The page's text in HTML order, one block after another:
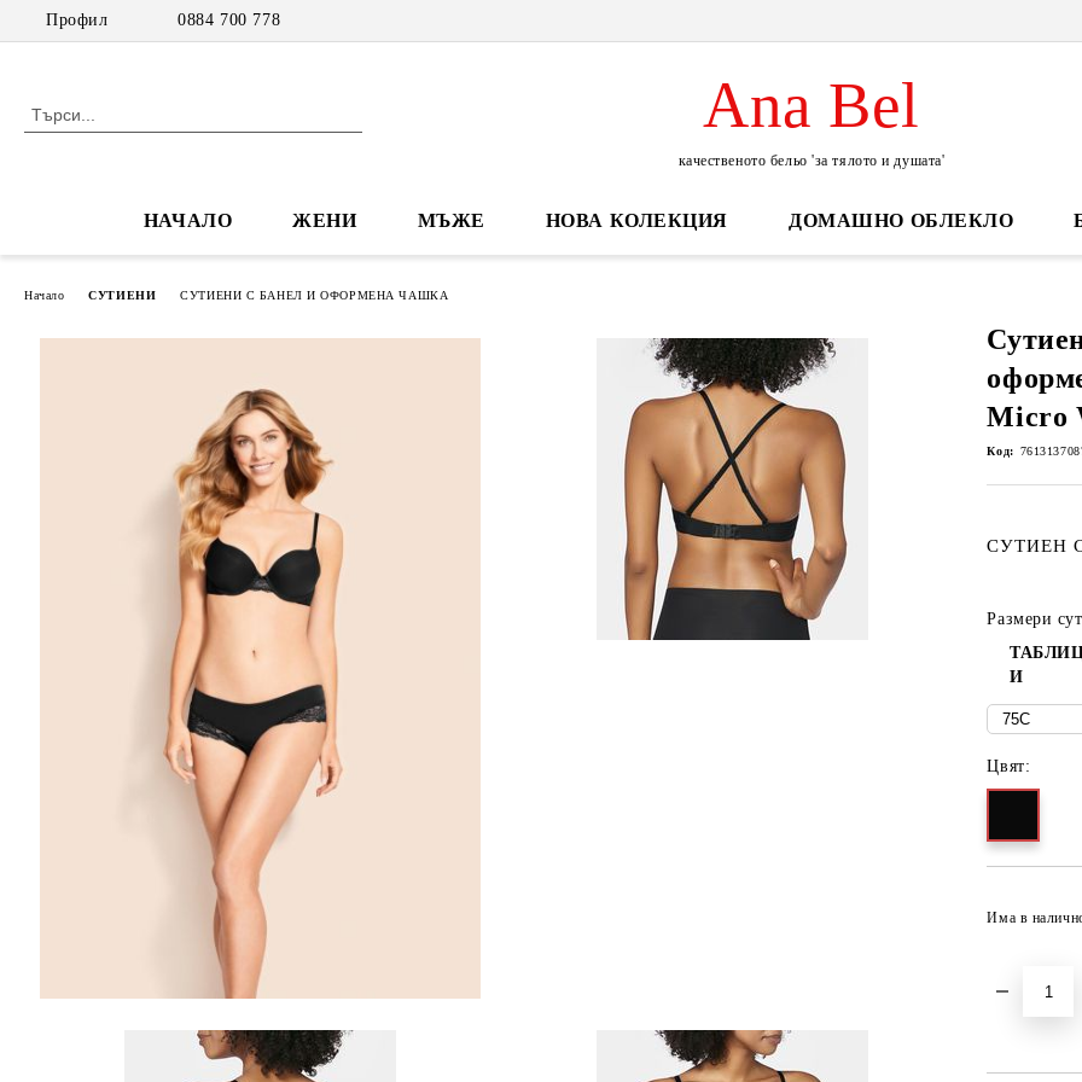
Профил 0884 700 778
Ana Bel
качественото бельо 'за тялото и душата'
НАЧАЛО ЖЕНИ МЪЖЕ НОВА КОЛЕКЦИЯ ДОМАШНО ОБЛЕКЛО
Начало СУТИЕНИ СУТИЕНИ С БАНЕЛ И ОФОРМЕНА ЧАШКА
Micro
Код:
СУТИЕН
Размери
И
Цвят:
Има в